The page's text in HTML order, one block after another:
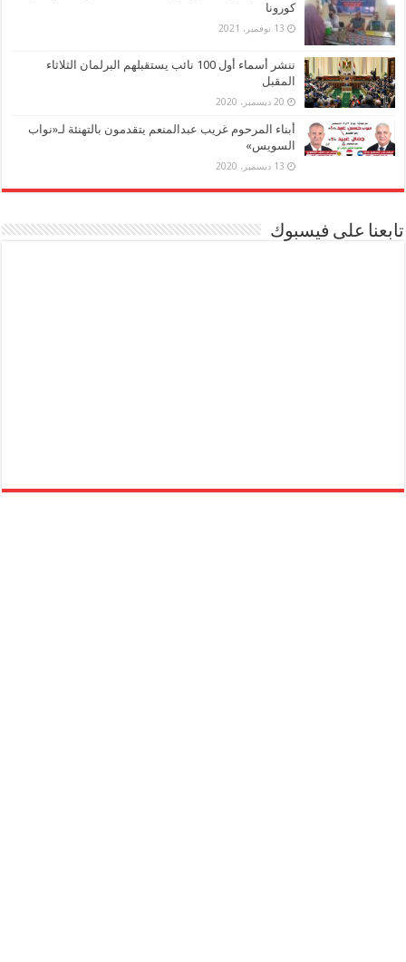
كورونا
13 نوفمبر، 2021
ننشر أسماء أول 100 نائب يستقبلهم البرلمان الثلاثاء
المقبل
20 ديسمبر، 2020
أبناء المرحوم غريب عبدالمنعم يتقدمون بالتهنئة لـ«نواب
السويس»
13 ديسمبر، 2020
تابعنا على فيسبوك